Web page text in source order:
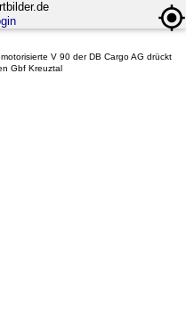
V 90 der DB Cargo AG drückt
Gbf Kreuztal